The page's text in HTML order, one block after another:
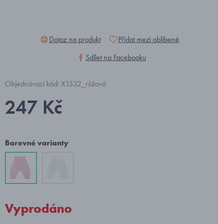
Dotaz na produkt
Přidat mezi oblíbené
Sdílet na Facebooku
Objednávací kód: X1532_růžová
247 Kč
Barevné varianty
Vyprodáno